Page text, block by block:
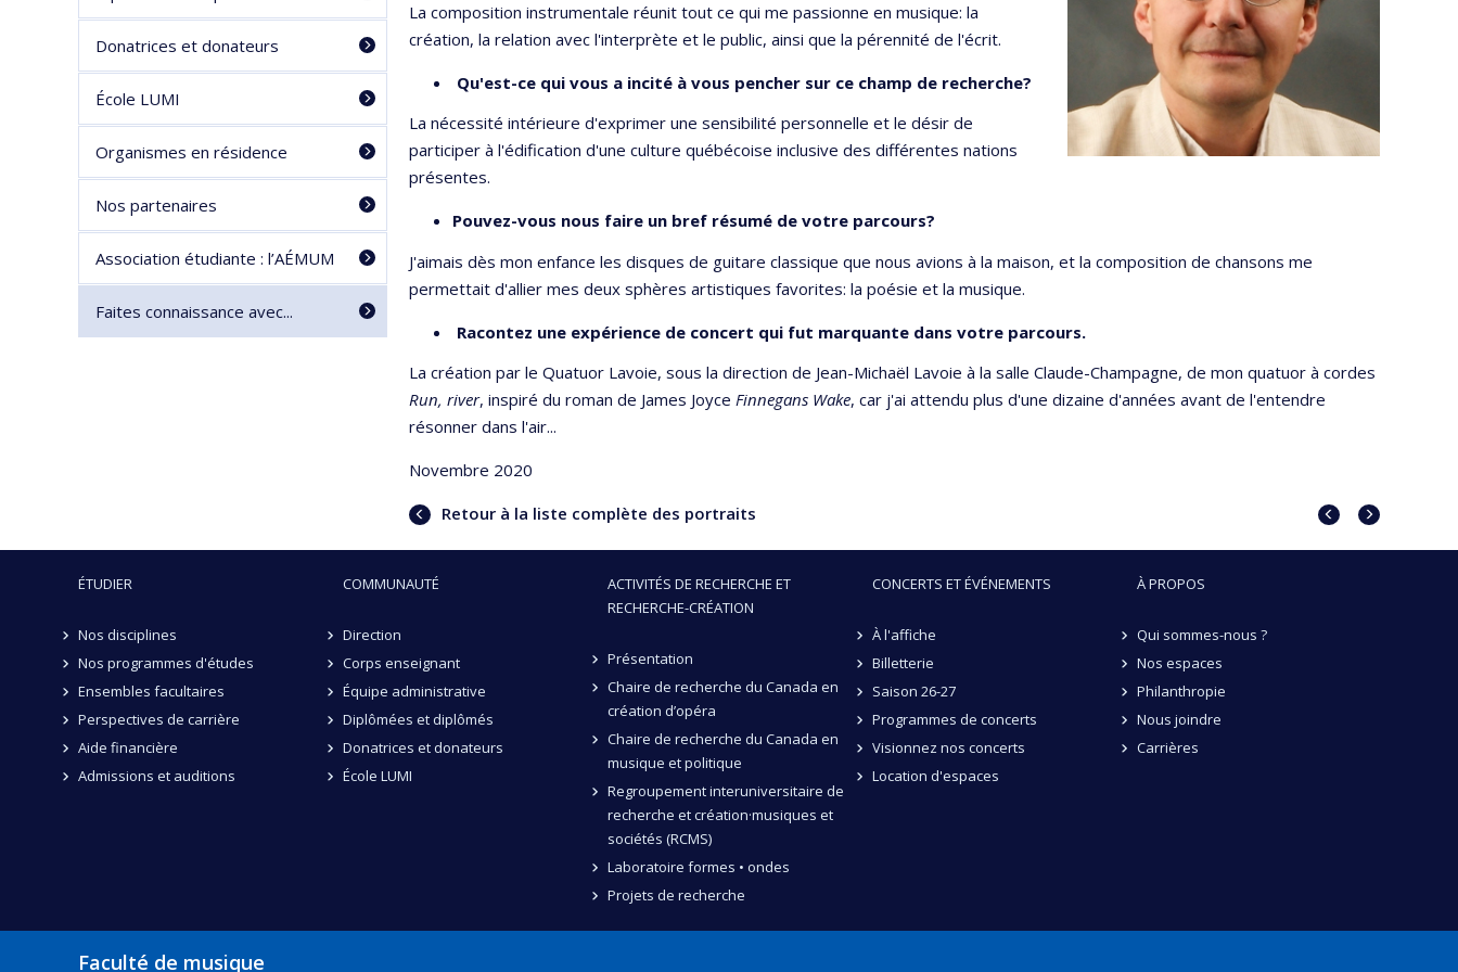
La composition instrumentale réunit tout ce qui me passionne en musique: la
création, la relation avec l'interprète et le public, ainsi que la pérennité de l'écrit.
Qu'est-ce qui vous a incité à vous pencher sur ce champ de recherche?
La nécessité intérieure d'exprimer une sensibilité personnelle et le désir de
participer à l'édification d'une culture québécoise inclusive des différentes nations
présentes.
Pouvez-vous nous faire un bref résumé de votre parcours?
J'aimais dès mon enfance les disques de guitare classique que nous avions à la maison, et la composition de chansons me
permettait d'allier mes deux sphères artistiques favorites: la poésie et la musique.
Racontez une expérience de concert qui fut marquante dans votre parcours.
La création par le Quatuor Lavoie, sous la direction de Jean-Michaël Lavoie à la salle Claude-Champagne, de mon quatuor à cordes
Run, river, inspiré du roman de James Joyce Finnegans Wake, car j'ai attendu plus d'une dizaine d'années avant de l'entendre
résonner dans l'air...
Novembre 2020
Retour à la liste complète des portraits
Portrait
Portrait
Donatrices et donateurs
École LUMI
Organismes en résidence
Nos partenaires
Association étudiante : l’AÉMUM
Faites connaissance avec...
ÉTUDIER
Nos disciplines
Nos programmes d'études
Ensembles facultaires
Perspectives de carrière
Aide financière
Admissions et auditions
COMMUNAUTÉ
Direction
Corps enseignant
Équipe administrative
Diplômées et diplômés
Donatrices et donateurs
École LUMI
ACTIVITÉS DE RECHERCHE ET
RECHERCHE-CRÉATION
Présentation
Chaire de recherche du Canada en
création d’opéra
Chaire de recherche du Canada en
musique et politique
Regroupement interuniversitaire de
recherche et création·musiques et
sociétés (RCMS)
Laboratoire formes • ondes
Projets de recherche
CONCERTS ET ÉVÉNEMENTS
À l'affiche
Billetterie
Saison 26-27
Programmes de concerts
Visionnez nos concerts
Location d'espaces
À PROPOS
Qui sommes-nous ?
Nos espaces
Philanthropie
Nous joindre
Carrières
Faculté de musique